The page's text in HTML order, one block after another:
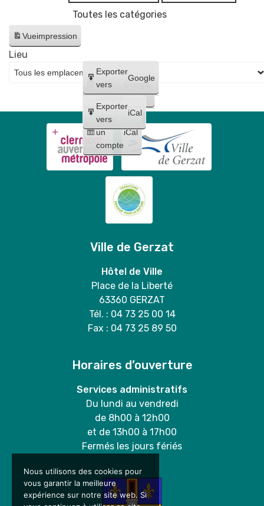
Toutes les catégories
Vueimpression
Créer
un
compte
Google
Créer
un
compte
iCal
Exporter
vers
Google
Exporter
vers
iCal
Lieu
Ville de Gerzat
Hôtel de Ville
Place de la Liberté
63360 GERZAT
Tél. : 04 73 25 00 14
Fax : 04 73 25 89 50
Horaires d’ouverture
Services administratifs
Du lundi au vendredi
de 8h00 à 12h00
et de 13h00 à 17h00
Fermés les jours fériés
Nous utilisons des cookies pour
vous garantir la meilleure
expérience sur notre site web. Si